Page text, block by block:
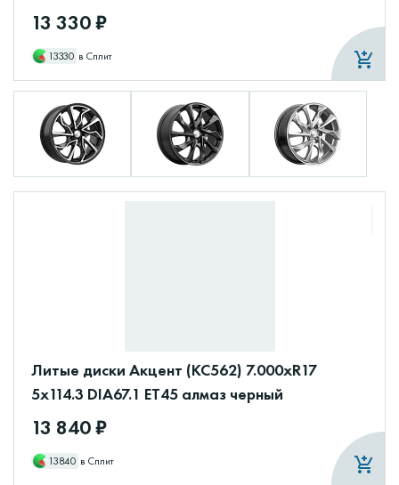
13 330 ₽
13330 в Сплит
Литые диски Акцент (КС562) 7.000xR17
5x114.3 DIA67.1 ET45 алмаз черный
13 840 ₽
13840 в Сплит